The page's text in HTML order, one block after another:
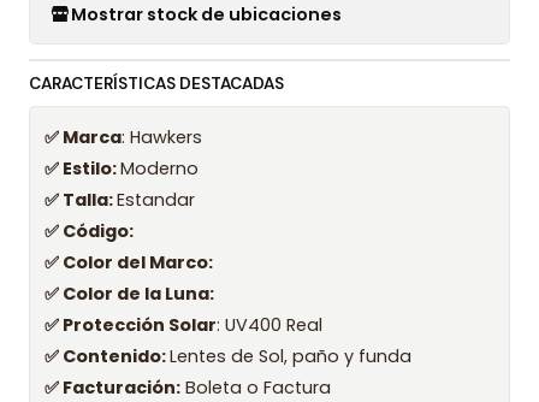
Mostrar stock de ubicaciones
CARACTERÍSTICAS DESTACADAS
✅ Marca: Hawkers
✅ Estilo:Moderno
✅ Talla:Estandar
✅ Código:
✅ Color del Marco:
✅ Color de la Luna:
✅ Protección Solar: UV400 Real
✅ Contenido:Lentes de Sol, paño y funda
✅ Facturación: Boleta o Factura